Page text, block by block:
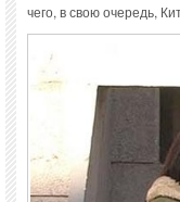
чего, в свою очередь,